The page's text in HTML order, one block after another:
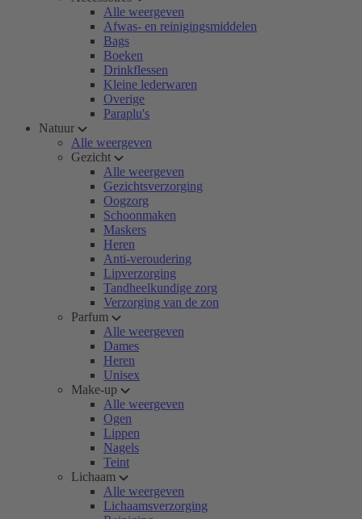
Alle weergeven
Afwas- en reinigingsmiddelen
Bags
Boeken
Drinkflessen
Kleine lederwaren
Overige
Paraplu's
Natuur
Alle weergeven
Gezicht
Alle weergeven
Gezichtsverzorging
Oogzorg
Schoonmaken
Maskers
Heren
Anti-veroudering
Lipverzorging
Tandheelkundige zorg
Verzorging van de zon
Parfum
Alle weergeven
Dames
Heren
Unisex
Make-up
Alle weergeven
Ogen
Lippen
Nagels
Teint
Lichaam
Alle weergeven
Lichaamsverzorging